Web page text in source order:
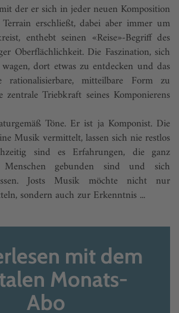
der er sich in jeder neuen Komposition
erschließt, dabei aber immer um
enthebt seinen «Reise»-Begriff des
Oberflächlichkeit. Die Faszination, sich
dort etwas zu entdecken und das
mitteilbare Form zu
Triebkraft seines Komponierens
Töne. Er ist ja Komponist. Die
Musik vermittelt, lassen sich nie restlos
sind es Erfahrungen, die ganz
gebunden sind und sich
Josts Musik möchte nicht nur
sondern auch zur Erkenntnis ...
mit dem
Monats-
Abo